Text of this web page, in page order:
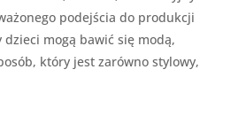
podejścia do produkcji
dzieci mogą bawić się modą,
który jest zarówno stylowy,